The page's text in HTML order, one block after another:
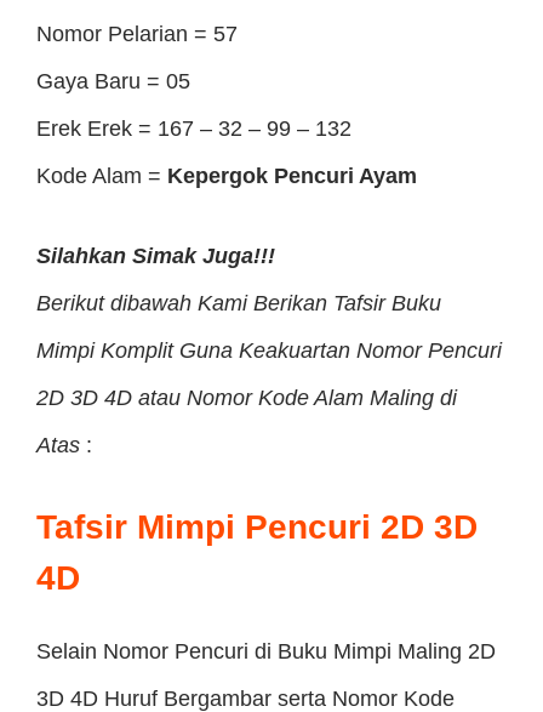
Nomor Pelarian = 57
Gaya Baru = 05
Erek Erek = 167 – 32 – 99 – 132
Kode Alam = Kepergok Pencuri Ayam
Silahkan Simak Juga!!!
Berikut dibawah Kami Berikan Tafsir Buku
Mimpi Komplit Guna Keakuartan Nomor Pencuri
2D 3D 4D atau Nomor Kode Alam Maling di
Atas :
Tafsir Mimpi Pencuri 2D 3D
4D
Selain Nomor Pencuri di Buku Mimpi Maling 2D
3D 4D Huruf Bergambar serta Nomor Kode